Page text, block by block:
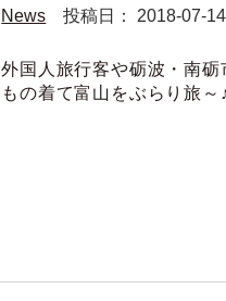
News 投稿日： 2018-07-14
外国人旅行客や砺波・南
もの着て富山をぶらり旅～